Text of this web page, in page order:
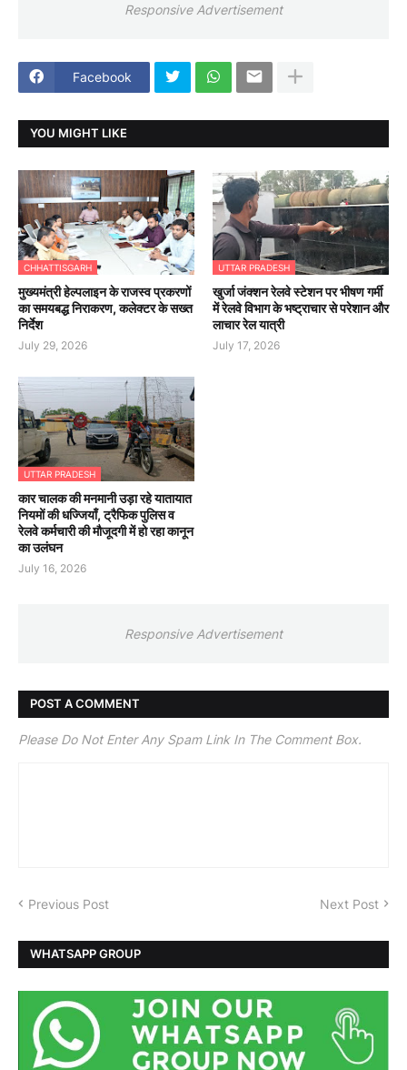
Responsive Advertisement
Facebook
YOU MIGHT LIKE
CHHATTISGARH
मुख्यमंत्री हेल्पलाइन के राजस्व प्रकरणों
का समयबद्ध निराकरण, कलेक्टर के सख्त
निर्देश
July 29, 2026
UTTAR PRADESH
खुर्जा जंक्शन रेलवे स्टेशन पर भीषण गर्मी
में रेलवे विभाग के भष्ट्राचार से परेशान और
लाचार रेल यात्री
July 17, 2026
UTTAR PRADESH
कार चालक की मनमानी उड़ा रहे यातायात
नियमों की धज्जियाँ, ट्रैफिक पुलिस व
रेलवे कर्मचारी की मौजूदगी में हो रहा कानून
का उलंघन
July 16, 2026
Responsive Advertisement
POST A COMMENT
Please Do Not Enter Any Spam Link In The Comment Box.
Previous Post Next Post
WHATSAPP GROUP